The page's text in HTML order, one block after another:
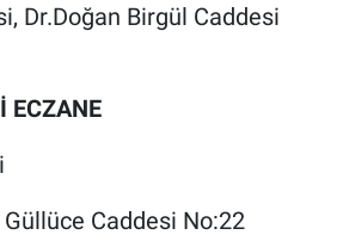
Dr.Doğan Birgül Caddesi
ECZANE
Caddesi No:22